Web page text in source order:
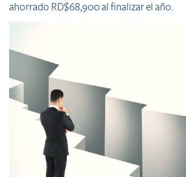
ahorrado RD$68,900 al finalizar el año.